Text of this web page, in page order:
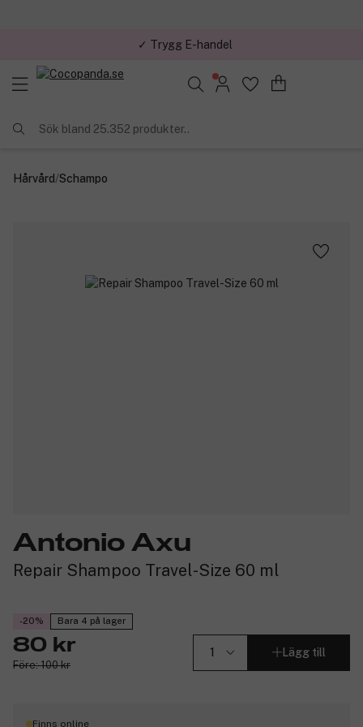
✓ Trygg E-handel
Sök bland 25.352 produkter..
Hårvård/Schampo
Antonio Axu
Repair Shampoo Travel-Size 60 ml
-20% Bara 4 på lager
80 kr
Före: 100 kr
Lägg till
Finns online